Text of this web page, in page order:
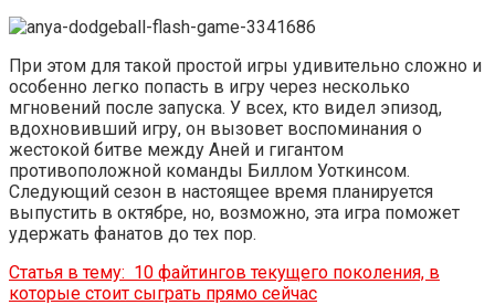
При этом для такой простой игры удивительно сложно и
особенно легко попасть в игру через несколько
мгновений после запуска. У всех, кто видел эпизод,
вдохновивший игру, он вызовет воспоминания о
жестокой битве между Аней и гигантом
противоположной команды Биллом Уоткинсом.
Следующий сезон в настоящее время планируется
выпустить в октябре, но, возможно, эта игра поможет
удержать фанатов до тех пор.
Статья в тему: 10 файтингов текущего поколения, в
которые стоит сыграть прямо сейчас